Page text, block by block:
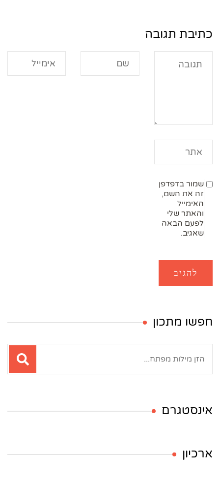
כתיבת תגובה
שמור בדפדפן
זה את השם,
האימייל
והאתר שלי
לפעם הבאה
שאגיב.
חפשו מתכון
אינסטגרם
ארכיון